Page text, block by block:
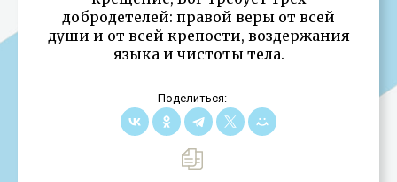
добродетелей: правой веры от всей
души и от всей крепости, воздержания
языка и чистоты тела.
Поделиться: